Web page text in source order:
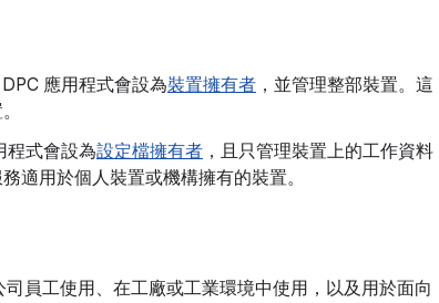
應用程式會設為裝置擁有者 ，並管理整部裝置。這
程式會設為設定檔擁有者 ，且只管理裝置上的工作資料
適用於個人裝置或機構擁有的裝置。
員工使用、在工廠或工業環境中使用，以及用於面向